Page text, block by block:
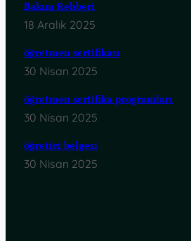
Bakım Rehberi
18 Aralık 2025
öğretmen sertifikası
30 Nisan 2025
öğretmen sertifika programları
30 Nisan 2025
öğretici belgesi
30 Nisan 2025